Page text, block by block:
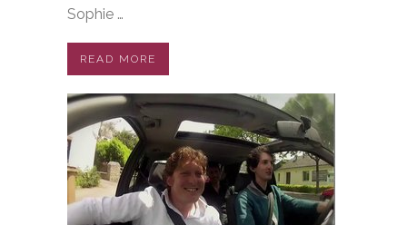
Sophie …
READ MORE